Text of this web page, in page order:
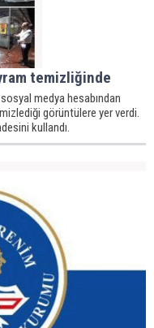
temizliğinde
medya hesabından
görüntülere yer verdi.
kullandı.